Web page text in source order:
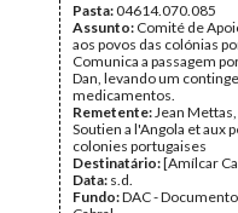
Pasta:04614.070.085
Assunto: Comité de
aos povos das colónias
Comunica a passagem
Dan, levando um
medicamentos.
Remetente:Jean
Soutien a l'Angola et aux
colonies portugaises
Destinatário:[Amílcar
Data: s.d.
Fundo:DAC -